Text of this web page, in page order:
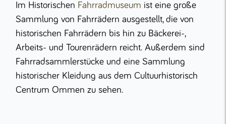
Im Historischen Fahrradmuseum ist eine große
Sammlung von Fahrrädern ausgestellt, die von
historischen Fahrrädern bis hin zu Bäckerei-,
Arbeits- und Tourenrädern reicht. Außerdem sind
Fahrradsammlerstücke und eine Sammlung
historischer Kleidung aus dem Cultuurhistorisch
Centrum Ommen zu sehen.